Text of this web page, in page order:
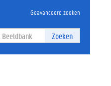
Geavanceerd zoeken
Zoeken